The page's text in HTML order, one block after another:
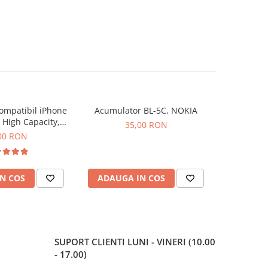
iPhone
Capacity,
100%
RON
COS
Acumulator BL-5C, NOKIA
35,00 RON
ADAUGA IN COS
SUPORT CLIENTI LUNI - VINERI (10.00
- 17.00)